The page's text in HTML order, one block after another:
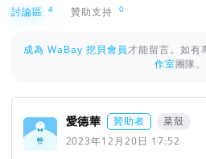
討論區 4 贊助支持 0
成為 WaBay 挖貝會員才能留言。如有
作室團隊。
愛德華 贊助者
菜殼
2023年12月20日 17:52